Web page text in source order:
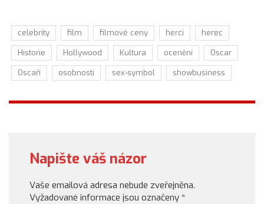
celebrity film filmové ceny herci
herec
Historie
Hollywood Kultura ocenění
Oscar
Oscaři
osobnosti sex-symbol showbusiness
Napište váš názor
Vaše emailová adresa nebude zveřejněna.
Vyžadované informace jsou označeny *